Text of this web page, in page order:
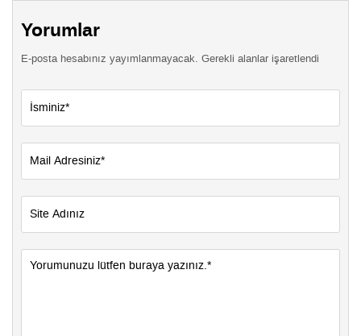
Yorumlar
E-posta hesabınız yayımlanmayacak. Gerekli alanlar işaretlendi